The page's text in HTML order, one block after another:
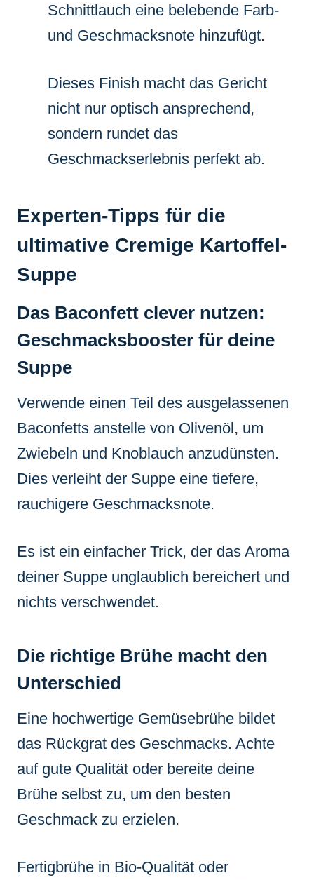
Schnittlauch eine belebende Farb-
und Geschmacksnote hinzufügt.
Dieses Finish macht das Gericht
nicht nur optisch ansprechend,
sondern rundet das
Geschmackserlebnis perfekt ab.
Experten-Tipps für die
ultimative Cremige Kartoffel-
Suppe
Das Baconfett clever nutzen:
Geschmacksbooster für deine
Suppe
Verwende einen Teil des ausgelassenen
Baconfetts anstelle von Olivenöl, um
Zwiebeln und Knoblauch anzudünsten.
Dies verleiht der Suppe eine tiefere,
rauchigere Geschmacksnote.
Es ist ein einfacher Trick, der das Aroma
deiner Suppe unglaublich bereichert und
nichts verschwendet.
Die richtige Brühe macht den
Unterschied
Eine hochwertige Gemüsebrühe bildet
das Rückgrat des Geschmacks. Achte
auf gute Qualität oder bereite deine
Brühe selbst zu, um den besten
Geschmack zu erzielen.
Fertigbrühe in Bio-Qualität oder